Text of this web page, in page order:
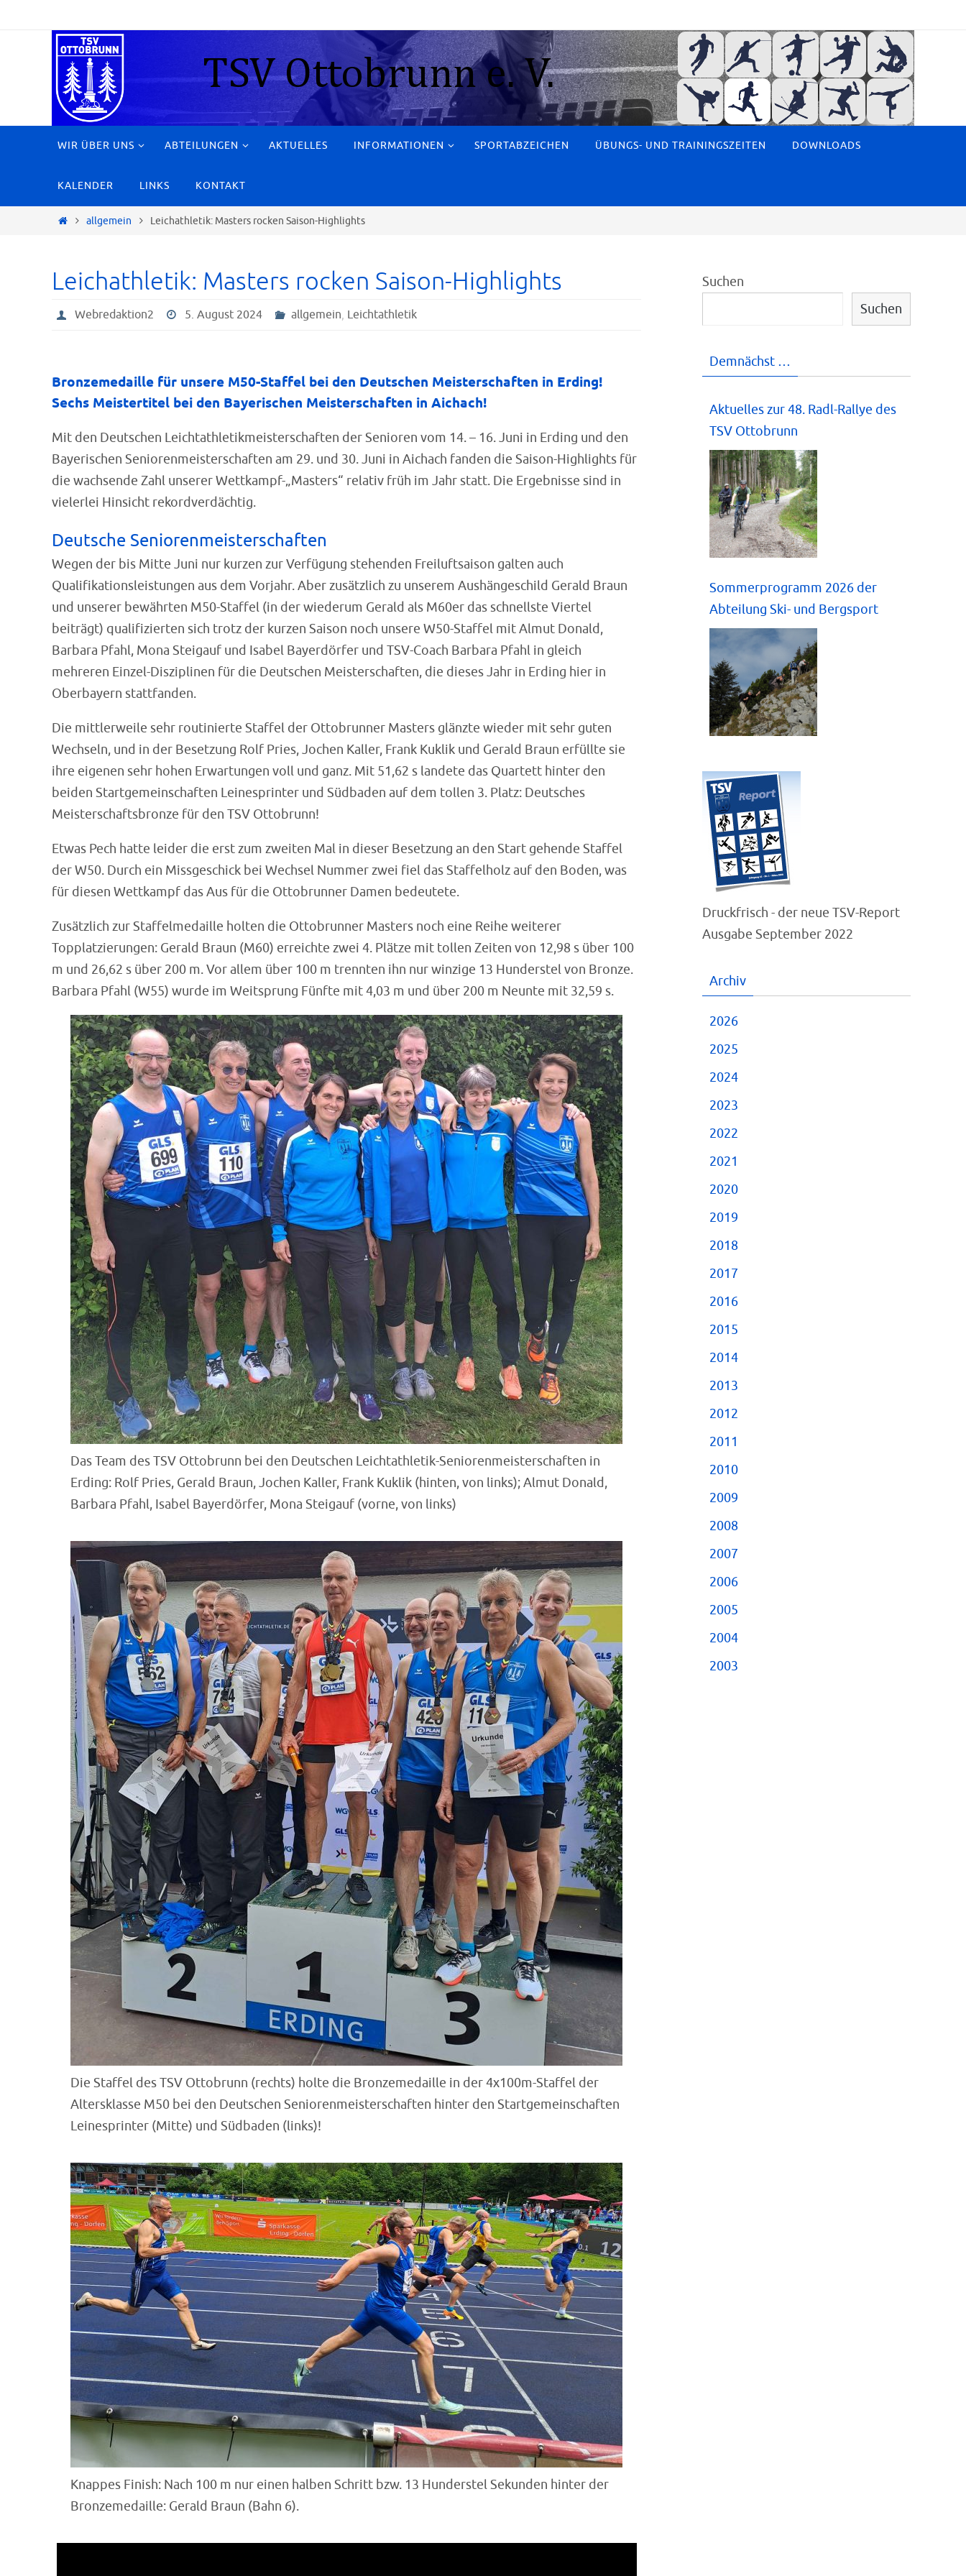
WIR ÜBER UNS ABTEILUNGEN AKTUELLES INFORMATIONEN SPORTABZEICHEN ÜBUNGS- UND TRAININGSZEITEN DOWNLOADS
KALENDER LINKS KONTAKT
Startallgemein Leichathletik: Masters rocken Saison-Highlights
Leichathletik: Masters rocken Saison-Highlights
Webredaktion2 5. August 2024 allgemein, Leichtathletik
Bronzemedaille für unsere M50-Staffel bei den Deutschen Meisterschaften in Erding!
Sechs Meistertitel bei den Bayerischen Meisterschaften in Aichach!
Mit den Deutschen Leichtathletikmeisterschaften der Senioren vom 14. – 16. Juni in Erding und den
Bayerischen Seniorenmeisterschaften am 29. und 30. Juni in Aichach fanden die Saison-Highlights für
die wachsende Zahl unserer Wettkampf-„Masters“ relativ früh im Jahr statt. Die Ergebnisse sind in
vielerlei Hinsicht rekordverdächtig.
Deutsche Seniorenmeisterschaften
Wegen der bis Mitte Juni nur kurzen zur Verfügung stehenden Freiluftsaison galten auch
Qualifikationsleistungen aus dem Vorjahr. Aber zusätzlich zu unserem Aushängeschild Gerald Braun
und unserer bewährten M50-Staffel (in der wiederum Gerald als M60er das schnellste Viertel
beiträgt) qualifizierten sich trotz der kurzen Saison noch unsere W50-Staffel mit Almut Donald,
Barbara Pfahl, Mona Steigauf und Isabel Bayerdörfer und TSV-Coach Barbara Pfahl in gleich
mehreren Einzel-Disziplinen für die Deutschen Meisterschaften, die dieses Jahr in Erding hier in
Oberbayern stattfanden.
Die mittlerweile sehr routinierte Staffel der Ottobrunner Masters glänzte wieder mit sehr guten
Wechseln, und in der Besetzung Rolf Pries, Jochen Kaller, Frank Kuklik und Gerald Braun erfüllte sie
ihre eigenen sehr hohen Erwartungen voll und ganz. Mit 51,62 s landete das Quartett hinter den
beiden Startgemeinschaften Leinesprinter und Südbaden auf dem tollen 3. Platz: Deutsches
Meisterschaftsbronze für den TSV Ottobrunn!
Etwas Pech hatte leider die erst zum zweiten Mal in dieser Besetzung an den Start gehende Staffel
der W50. Durch ein Missgeschick bei Wechsel Nummer zwei fiel das Staffelholz auf den Boden, was
für diesen Wettkampf das Aus für die Ottobrunner Damen bedeutete.
Zusätzlich zur Staffelmedaille holten die Ottobrunner Masters noch eine Reihe weiterer
Topplatzierungen: Gerald Braun (M60) erreichte zwei 4. Plätze mit tollen Zeiten von 12,98 s über 100
m und 26,62 s über 200 m. Vor allem über 100 m trennten ihn nur winzige 13 Hunderstel von Bronze.
Barbara Pfahl (W55) wurde im Weitsprung Fünfte mit 4,03 m und über 200 m Neunte mit 32,59 s.
Das Team des TSV Ottobrunn bei den Deutschen Leichtathletik-Seniorenmeisterschaften in
Erding: Rolf Pries, Gerald Braun, Jochen Kaller, Frank Kuklik (hinten, von links); Almut Donald,
Barbara Pfahl, Isabel Bayerdörfer, Mona Steigauf (vorne, von links)
Die Staffel des TSV Ottobrunn (rechts) holte die Bronzemedaille in der 4x100m-Staffel der
Altersklasse M50 bei den Deutschen Seniorenmeisterschaften hinter den Startgemeinschaften
Leinesprinter (Mitte) und Südbaden (links)!
Knappes Finish: Nach 100 m nur einen halben Schritt bzw. 13 Hunderstel Sekunden hinter der
Bronzemedaille: Gerald Braun (Bahn 6).
Suchen
Suchen
Demnächst …
Aktuelles zur 48. Radl-Rallye des
TSV Ottobrunn
Sommerprogramm 2026 der
Abteilung Ski- und Bergsport
Druckfrisch - der neue TSV-Report
Ausgabe September 2022
Archiv
2026
2025
2024
2023
2022
2021
2020
2019
2018
2017
2016
2015
2014
2013
2012
2011
2010
2009
2008
2007
2006
2005
2004
2003